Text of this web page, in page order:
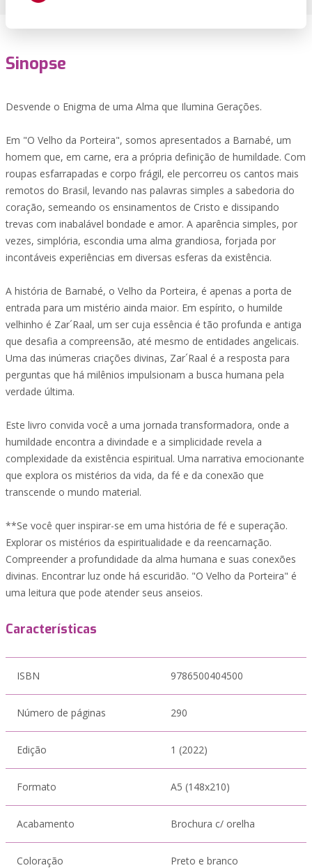
Sinopse
Desvende o Enigma de uma Alma que Ilumina Gerações.
Em "O Velho da Porteira", somos apresentados a Barnabé, um
homem que, em carne, era a própria definição de humildade. Com
roupas esfarrapadas e corpo frágil, ele percorreu os cantos mais
remotos do Brasil, levando nas palavras simples a sabedoria do
coração, semeando os ensinamentos de Cristo e dissipando
trevas com inabalável bondade e amor. A aparência simples, por
vezes, simplória, escondia uma alma grandiosa, forjada por
incontáveis experiências em diversas esferas da existência.
A história de Barnabé, o Velho da Porteira, é apenas a porta de
entrada para um mistério ainda maior. Em espírito, o humilde
velhinho é Zar´Raal, um ser cuja essência é tão profunda e antiga
que desafia a compreensão, até mesmo de entidades angelicais.
Uma das inúmeras criações divinas, Zar´Raal é a resposta para
perguntas que há milênios impulsionam a busca humana pela
verdade última.
Este livro convida você a uma jornada transformadora, onde a
humildade encontra a divindade e a simplicidade revela a
complexidade da existência espiritual. Uma narrativa emocionante
que explora os mistérios da vida, da fé e da conexão que
transcende o mundo material.
**Se você quer inspirar-se em uma história de fé e superação.
Explorar os mistérios da espiritualidade e da reencarnação.
Compreender a profundidade da alma humana e suas conexões
divinas. Encontrar luz onde há escuridão. "O Velho da Porteira" é
uma leitura que pode atender seus anseios.
Características
ISBN 9786500404500
Número de páginas 290
Edição 1 (2022)
Formato A5 (148x210)
Acabamento Brochura c/ orelha
Coloração Preto e branco